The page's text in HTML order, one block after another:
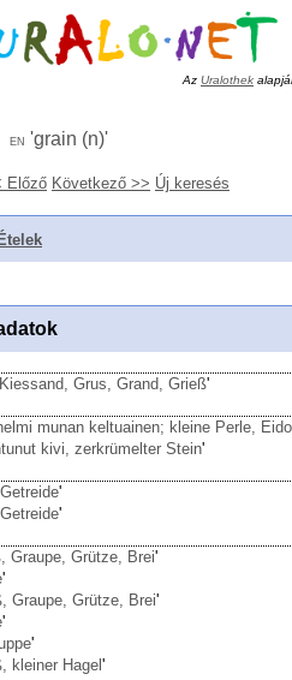
Az Uralothek
en 'grain (n)'
Előző Következő >> Új keresés
Ételek
Grus, Grand, Grieß'
munan keltuainen; kleine Perle,
kivi, zerkrümelter Stein'
'
'
Graupe, Grütze, Brei'
'
Graupe, Grütze, Brei'
'
'
kleiner Hagel'